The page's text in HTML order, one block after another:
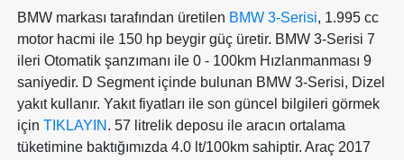
BMW markası tarafından üretilen BMW 3-Serisi, 1.995 cc
motor hacmi ile 150 hp beygir güç üretir. BMW 3-Serisi 7
ileri Otomatik şanzımanı ile 0 - 100km Hızlanmanması 9
saniyedir. D Segment içinde bulunan BMW 3-Serisi, Dizel
yakıt kullanır. Yakıt fiyatları ile son güncel bilgileri görmek
için TIKLAYIN . 57 litrelik deposu ile aracın ortalama
tüketimine baktığımızda 4.0 lt/100km sahiptir. Araç 2017